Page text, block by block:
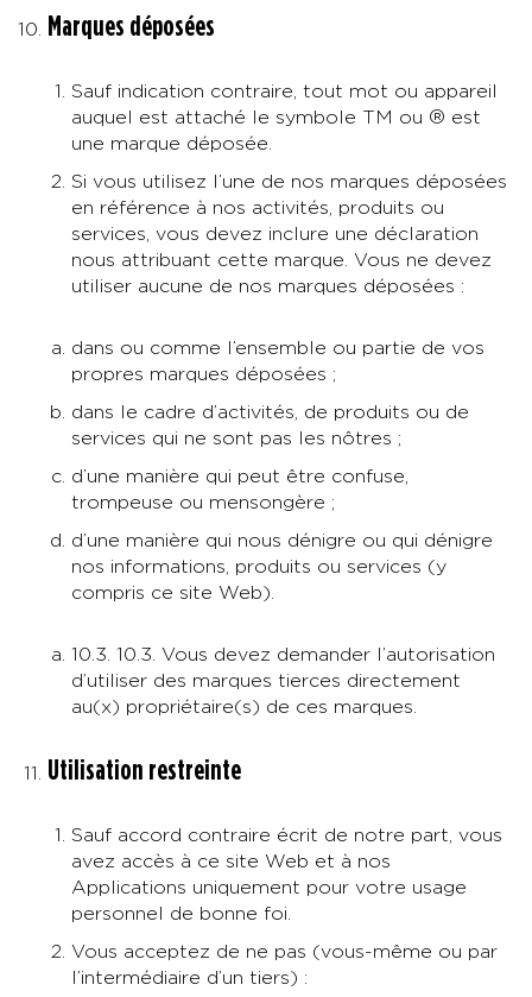
Marques déposées
Sauf indication contraire, tout mot ou appareil
auquel est attaché le symbole TM ou ® est
une marque déposée.
Si vous utilisez l’une de nos marques déposées
en référence à nos activités, produits ou
services, vous devez inclure une déclaration
nous attribuant cette marque. Vous ne devez
utiliser aucune de nos marques déposées :
dans ou comme l’ensemble ou partie de vos
propres marques déposées ;
dans le cadre d’activités, de produits ou de
services qui ne sont pas les nôtres ;
d’une manière qui peut être confuse,
trompeuse ou mensongère ;
d’une manière qui nous dénigre ou qui dénigre
nos informations, produits ou services (y
compris ce site Web).
10.3. 10.3. Vous devez demander l’autorisation
d’utiliser des marques tierces directement
au(x) propriétaire(s) de ces marques.
Utilisation restreinte
Sauf accord contraire écrit de notre part, vous
avez accès à ce site Web et à nos
Applications uniquement pour votre usage
personnel de bonne foi.
Vous acceptez de ne pas (vous-même ou par
l’intermédiaire d’un tiers) :